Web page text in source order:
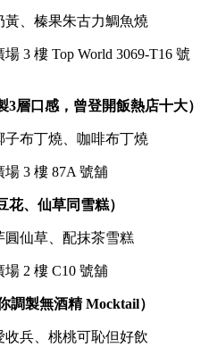
黃、榛果朱古力鯛魚燒
3 樓 Top World 3069-T16 號
3層口感，曾登開飯熱店十大）
子布丁燒、咖啡布丁燒
場 3 樓 87A 號舖
、仙草同雪糕）
圓仙草、配抹茶雪糕
場 2 樓 C10 號舖
調製無酒精 Mocktail）
收兵、桃桃可恥但好飲